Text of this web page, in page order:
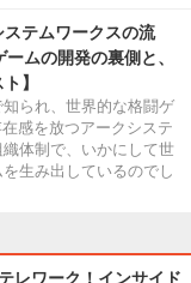
ステムワークスの流
ムの開発の裏側と、
】
知られ、世界的な格闘ゲ
感を放つアークシステ
体制で、いかにして世
生み出しているのでし
レワーク！インサイド